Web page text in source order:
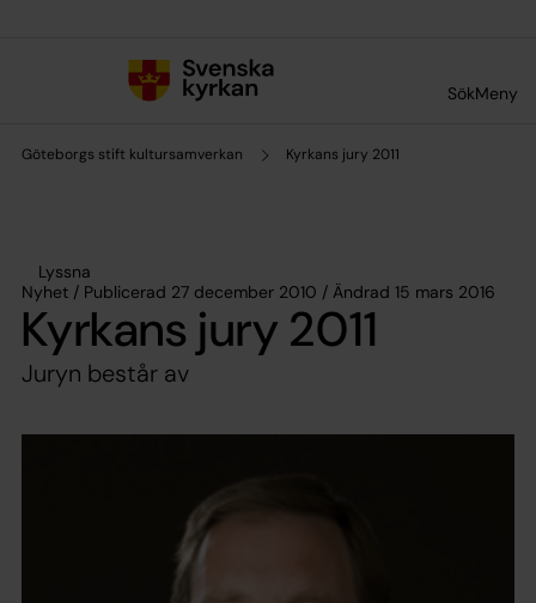
SökMeny
Göteborgs stift kultursamverkan Kyrkans jury 2011
Lyssna
Nyhet / Publicerad 27 december 2010 / Ändrad 15 mars 2016
Kyrkans jury 2011
Juryn består av